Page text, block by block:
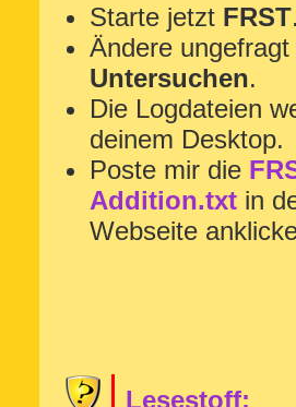
Starte jetzt FRST
Ändere
Untersuchen.
Die Logdateien
deinem Desktop.
Poste mir die
Addition.txt in
Webseite
Lesestoff: